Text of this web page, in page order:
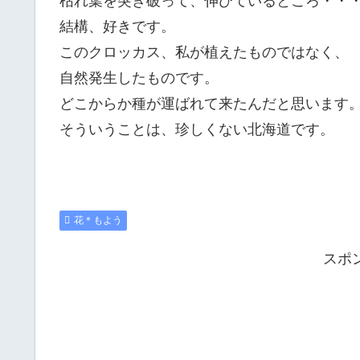
結構、好きです。
このクロッカス、私が植えたものではなく、
自然発生したものです。
どこからか種が運ばれて来たんだと思います。
そういうことは、珍しくない北海道です。
花＊もよう
スポ